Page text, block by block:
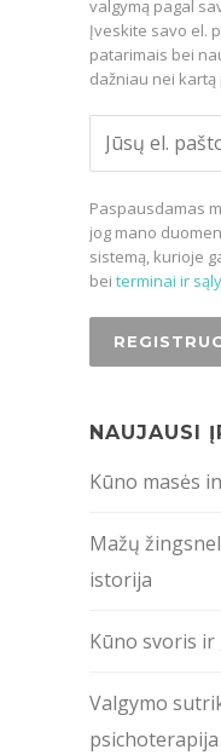
valgymą pagal
Įveskite savo el.
patarimais bei
dažniau nei kartą
Paspausdamas
jog mano
sistemą, kurioje
bei terminai ir
NAUJAUSI
Kūno masės
Mažų
istorija
Kūno svoris
Valgymo
psichoterapija